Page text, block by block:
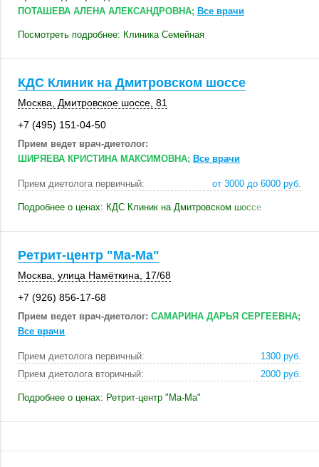
ПОТАШЕВА АЛЕНА АЛЕКСАНДРОВНА; Все врачи
Посмотреть подробнее: Клиника Семейная
КДС Клиник на Дмитровском шоссе
Москва , Дмитровское шоссе, 81
+7 (495) 151-04-50
Прием ведет врач-диетолог:
ШИРЯЕВА КРИСТИНА МАКСИМОВНА; Все врачи
Прием диетолога первичный: от 3000 до 6000 руб.
Подробнее о ценах: КДС Клиник на Дмитровском шоссе
Ретрит-центр "Ма-Ма"
Москва улица Намёткина
17/68
+7 (926) 856-17-68
Прием ведет врач-диетолог: САМАРИНА ДАРЬЯ СЕРГЕЕВНА;
Все врачи
Прием диетолога первичный:
1300 руб.
Прием диетолога вторичный:
2000 руб.
Подробнее о ценах: Ретрит-центр "Ма-Ма"